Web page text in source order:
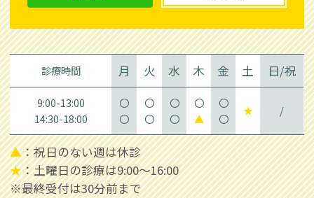
診療時間 月 火 水 木 金 土 日/祝
9:00-13:00 〇 〇 〇 〇 〇
★ /
14:30-18:00 〇 〇 〇 ▲ 〇
▲：祝日のない週は休診
★：土曜日の診療は9:00～16:00
※最終受付は30分前まで